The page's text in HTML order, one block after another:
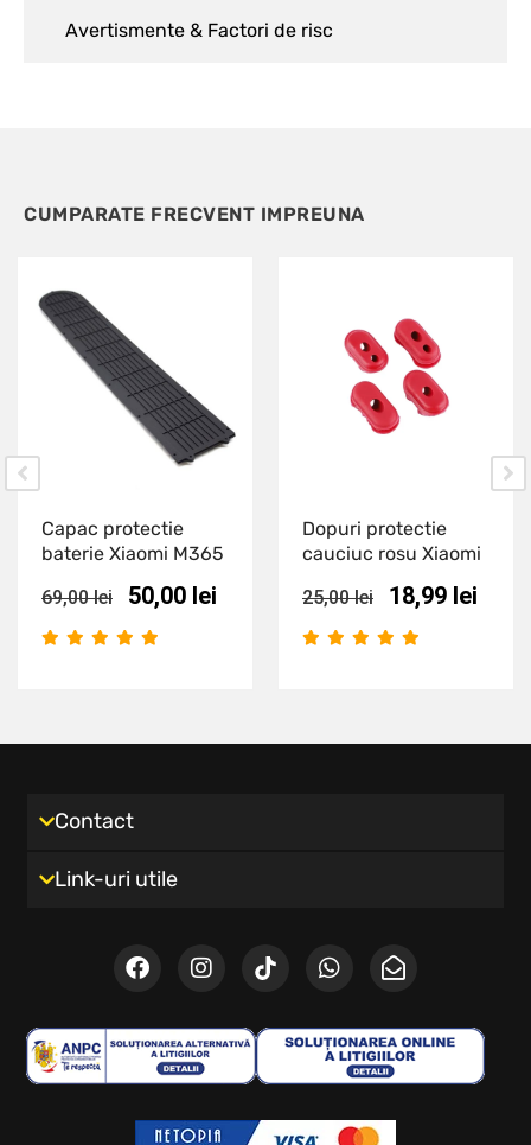
Avertismente & Factori de risc
CUMPARATE FRECVENT IMPREUNA
Capac protectie
baterie Xiaomi M365
69,00lei 50,00 lei
Dopuri protectie
cauciuc rosu Xiaomi
25,00lei 18,99 lei
Contact
Link-uri utile